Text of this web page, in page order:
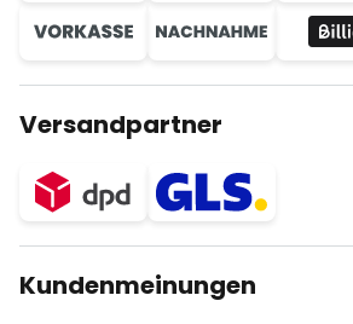
Versandpartner
Kundenmeinungen